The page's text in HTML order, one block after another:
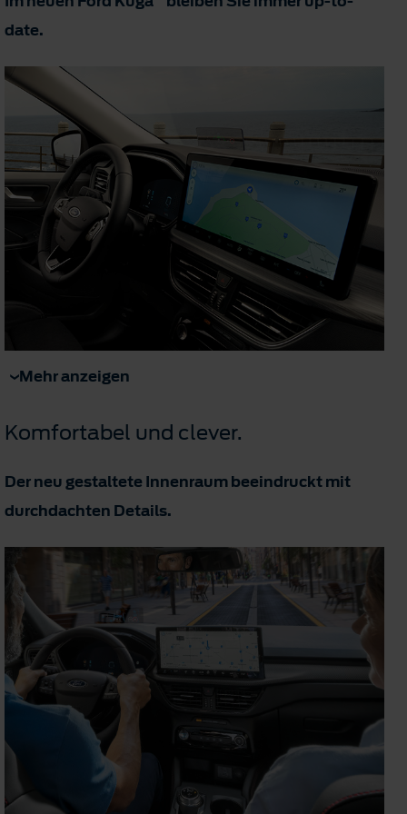
date.
Mehr anzeigen
Komfortabel und clever.
Der neu gestaltete Innenraum beeindruckt mit
durchdachten Details.